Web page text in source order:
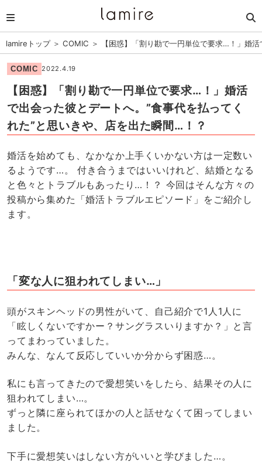
lamireトップ＞ COMIC ＞ 【困惑】「割り勘で一円単位で要求…！」婚
COMIC 2022.4.19
【困惑】「割り勘で一円単位で要求…！」婚活
で出会った彼とデートへ。”食事代を払ってく
れた”と思いきや、店を出た瞬間…！？
婚活を始めても、なかなか上手くいかない方は一定数い
るようです…。 付き合うまではいいけれど、結婚となる
と色々とトラブルもあったり…！？ 今回はそんな方々の
投稿から集めた「婚活トラブルエピソード」をご紹介し
ます。
「変な人に狙われてしまい…」
頭がスキンヘッドの男性がいて、自己紹介で1人1人に
「眩しくないですかー？サングラスいりますか？」と言
ってまわっていました。
みんな、なんて反応していいか分からず困惑…。
私にも言ってきたので愛想笑いをしたら、結果その人に
狙われてしまい…。
ずっと隣に座られてほかの人と話せなくて困ってしまい
ました。
下手に愛想笑いはしない方がいいと学びました…。